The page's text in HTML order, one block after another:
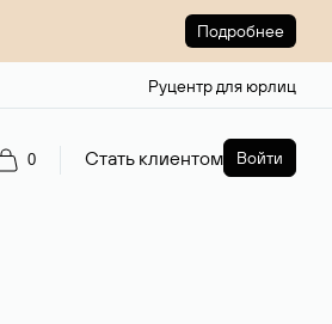
Подробнее
Руцентр для юрлиц
0 Стать клиентом Войти